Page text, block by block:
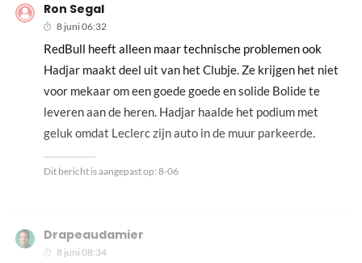
Ron Segal
8 juni 06:32
RedBull heeft alleen maar technische problemen ook
Hadjar maakt deel uit van het Clubje. Ze krijgen het niet
voor mekaar om een goede goede en solide Bolide te
leveren aan de heren. Hadjar haalde het podium met
geluk omdat Leclerc zijn auto in de muur parkeerde.
Dit bericht is aangepast op:8-06
Drapeaudamier
8 juni 08:34